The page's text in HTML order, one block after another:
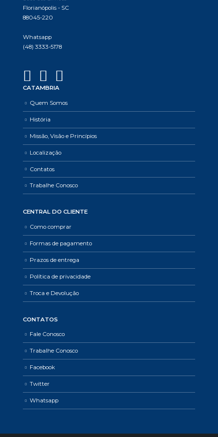
Florianópolis - SC
88045-220
Whatsapp
(48) 3333-5178
CATAMBRIA
Quem Somos
História
Missão, Visão e Princípios
Localização
Contatos
Trabalhe Conosco
CENTRAL DO CLIENTE
Como comprar
Formas de pagamento
Prazos de entrega
Política de privacidade
Troca e Devolução
CONTATOS
Fale Conosco
Trabalhe Conosco
Facebook
Twitter
Whatsapp